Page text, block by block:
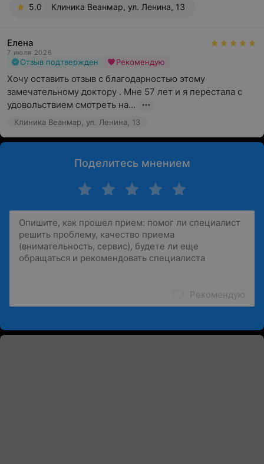
5.0 Клиника Веанмар, ул. Ленина, 13
Елена
7 июля 2026
Отзыв подтвержден Рекомендую
Хочу оставить отзыв с благодарностью этому
замечательному доктору . Мне 57 лет и я перестала с
удовольствием смотреть на...
Клиника Веанмар, ул. Ленина, 13
Поделитесь мнением
Рекомендую